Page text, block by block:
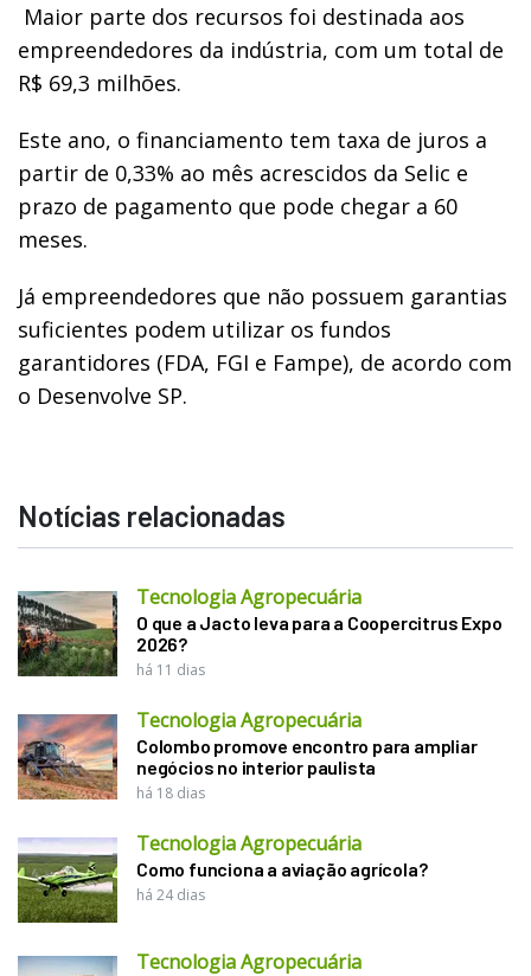
Maior parte dos recursos foi destinada aos
empreendedores da indústria, com um total de
R$ 69,3 milhões.
Este ano, o financiamento tem taxa de juros a
partir de 0,33% ao mês acrescidos da Selic e
prazo de pagamento que pode chegar a 60
meses.
Já empreendedores que não possuem garantias
suficientes podem utilizar os fundos
garantidores (FDA, FGI e Fampe), de acordo com
o Desenvolve SP.
Notícias relacionadas
Tecnologia Agropecuária
O que a Jacto leva para a Coopercitrus Expo
2026?
há 11 dias
Tecnologia Agropecuária
Colombo promove encontro para ampliar
negócios no interior paulista
há 18 dias
Tecnologia Agropecuária
Como funciona a aviação agrícola?
há 24 dias
Tecnologia Agropecuária